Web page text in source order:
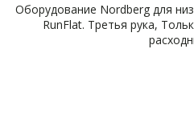
Оборудование Nordberg для
RunFlat. Третья рука,